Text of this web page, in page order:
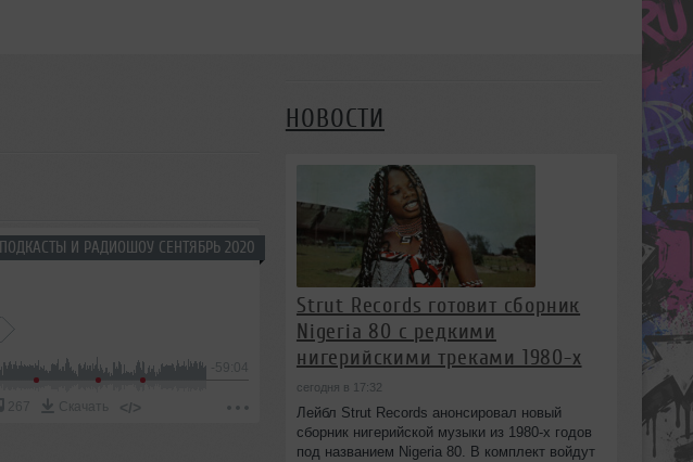
ПОДКАСТЫ И РАДИОШОУ СЕНТЯБРЬ 2020
-59:04
267 Скачать </>
НОВОСТИ
Strut Records готовит сборник
Nigeria 80 с редкими
нигерийскими треками 1980-х
сегодня в 17:32
Лейбл Strut Records анонсировал новый
сборник нигерийской музыки из 1980-х годов
под названием Nigeria 80. В комплект войдут